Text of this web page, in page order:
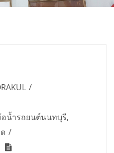
น้ำรถยนต์นนทบุรี,